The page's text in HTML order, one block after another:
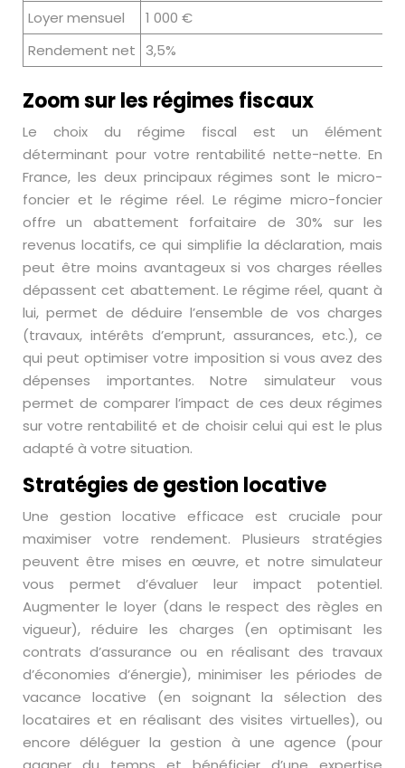
Loyer mensuel
1 000 €
Rendement net
3,5%
Zoom sur les régimes fiscaux
Le choix du régime fiscal est un élément
déterminant pour votre rentabilité nette-nette. En
France, les deux principaux régimes sont le micro-
foncier et le régime réel. Le régime micro-foncier
offre un abattement forfaitaire de 30% sur les
revenus locatifs, ce qui simplifie la déclaration, mais
peut être moins avantageux si vos charges réelles
dépassent cet abattement. Le régime réel, quant à
lui, permet de déduire l’ensemble de vos charges
(travaux, intérêts d’emprunt, assurances, etc.), ce
qui peut optimiser votre imposition si vous avez des
dépenses importantes. Notre simulateur vous
permet de comparer l’impact de ces deux régimes
sur votre rentabilité et de choisir celui qui est le plus
adapté à votre situation.
Stratégies de gestion locative
Une gestion locative efficace est cruciale pour
maximiser votre rendement. Plusieurs stratégies
peuvent être mises en œuvre, et notre simulateur
vous permet d’évaluer leur impact potentiel.
Augmenter le loyer (dans le respect des règles en
vigueur), réduire les charges (en optimisant les
contrats d’assurance ou en réalisant des travaux
d’économies d’énergie), minimiser les périodes de
vacance locative (en soignant la sélection des
locataires et en réalisant des visites virtuelles), ou
encore déléguer la gestion à une agence (pour